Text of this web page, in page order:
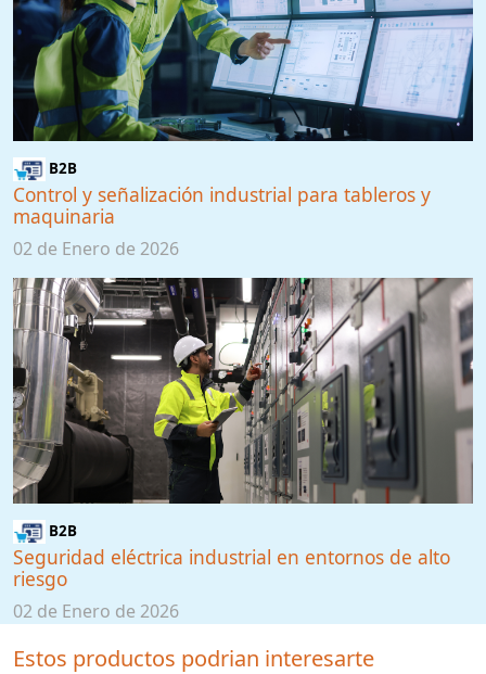
B2B
Control y señalización industrial para tableros y
maquinaria
02 de Enero de 2026
B2B
Seguridad eléctrica industrial en entornos de alto
riesgo
02 de Enero de 2026
Estos productos podrian interesarte